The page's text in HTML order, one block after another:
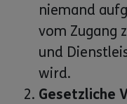
niemand
vom Zugang
und
wird.
Gesetzliche